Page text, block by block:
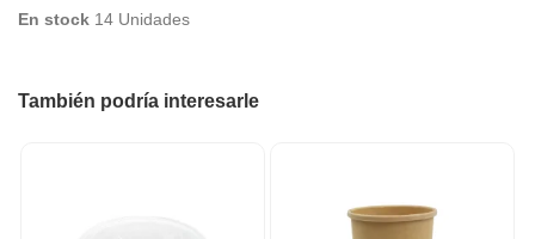
En stock 14 Unidades
También podría interesarle